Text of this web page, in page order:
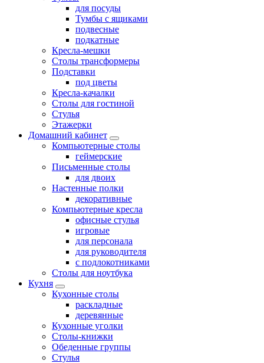
для посуды
Тумбы с ящиками
подвесные
подкатные
Кресла-мешки
Столы трансформеры
Подставки
под цветы
Кресла-качалки
Столы для гостиной
Стулья
Этажерки
Домашний кабинет
Компьютерные столы
геймерские
Письменные столы
для двоих
Настенные полки
декоративные
Компьютерные кресла
офисные стулья
игровые
для персонала
для руководителя
с подлокотниками
Столы для ноутбука
Кухня
Кухонные столы
раскладные
деревянные
Кухонные уголки
Столы-книжки
Обеденные группы
Стулья